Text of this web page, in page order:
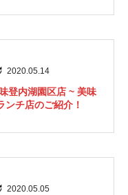
2020.05.14
登内湖園区店 ~ 美味
ンチ店のご紹介！
2020.05.05